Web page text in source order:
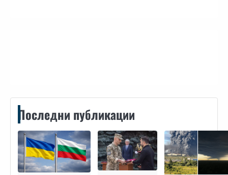
Последни публикации